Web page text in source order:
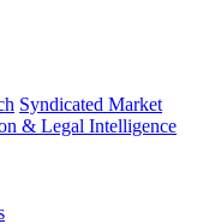
Syndicated Market
& Legal Intelligence